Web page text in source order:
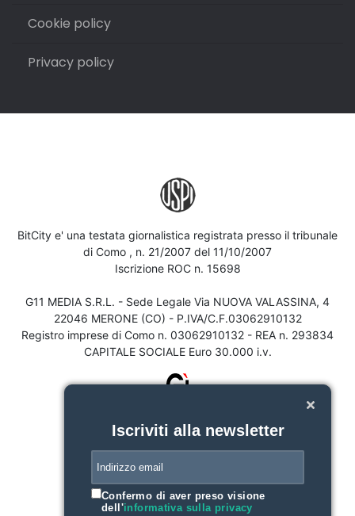
Cookie policy
Privacy policy
BitCity e' una testata giornalistica registrata presso il tribunale
di Como , n. 21/2007 del 11/10/2007
Iscrizione ROC n. 15698
G11 MEDIA S.R.L. - Sede Legale Via NUOVA VALASSINA, 4
22046 MERONE (CO) - P.IVA/C.F.03062910132
Registro imprese di Como n. 03062910132 - REA n. 293834
CAPITALE SOCIALE Euro 30.000 i.v.
Iscriviti alla newsletter
Confermo di aver preso visione
dell'informativa sulla privacy